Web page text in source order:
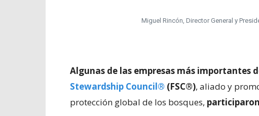
Miguel Rincón, Director General y
Algunas de las empresas más importantes
Stewardship Council® (FSC®), aliado y
protección global de los bosques,